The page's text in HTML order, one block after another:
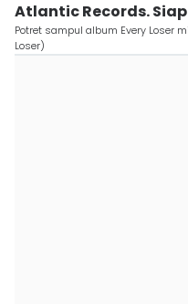
Atlantic Records.
Potret sampul album Every Loser
Loser)